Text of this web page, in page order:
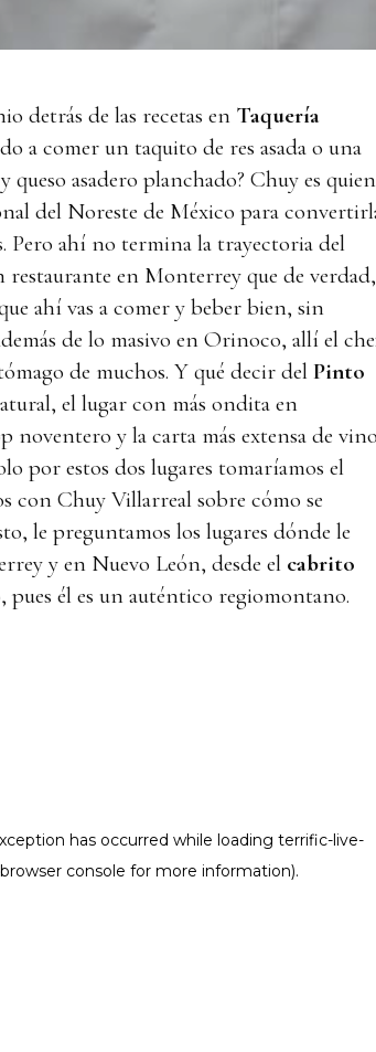
detrás de las recetas en Taquería
a comer un taquito de res asada o una
asadero planchado? Chuy es quien
del Noreste de México para
Pero ahí no termina la trayectoria del
restaurante en Monterrey que de verdad,
ahí vas a comer y beber bien, sin
de lo masivo en Orinoco, allí el
de muchos. Y qué decir delPinto
el lugar con más ondita en
y la carta más extensa de
por estos dos lugares tomaríamos el
con Chuy Villarreal sobre cómo se
le preguntamos los lugares dónde le
y en Nuevo León, desde el cabrito
pues él es un auténtico regiomontano.